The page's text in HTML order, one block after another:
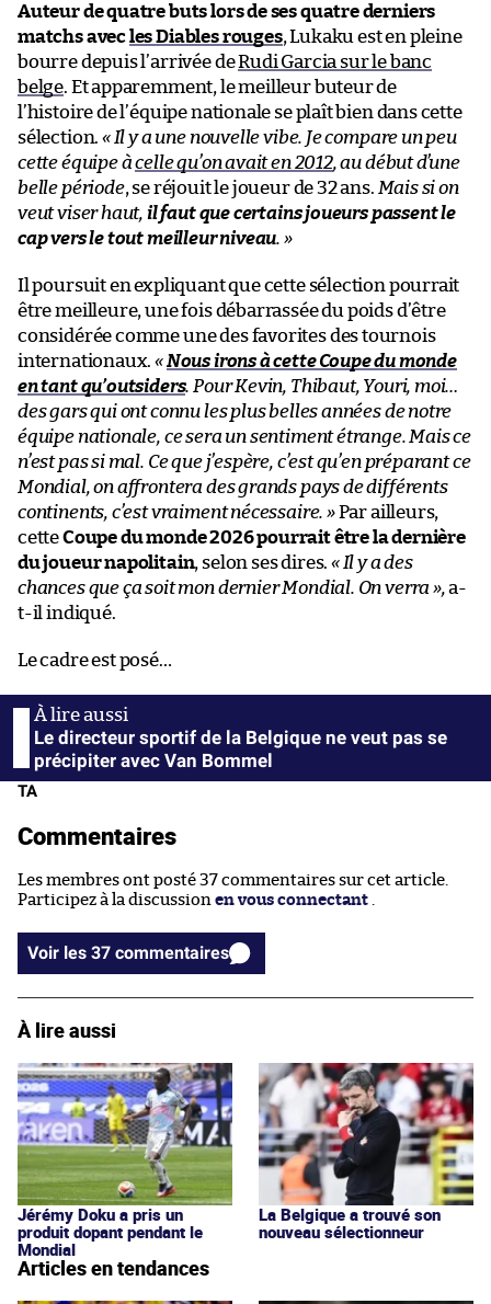
Auteur de quatre buts lors de ses quatre derniers
matchs avecles Diables rouges, Lukaku est en pleine
bourre depuis l’arrivée deRudi Garcia sur le banc
belge. Et apparemment, le meilleur buteur de
l’histoire de l’équipe nationale se plaît bien dans cette
sélection.« Il y a une nouvelle vibe. Je compare un peu
cette équipe àcelle qu’on avait en 2012, au début d’une
belle période, se réjouit le joueur de 32 ans. Mais si on
veut viser haut, il faut que certains joueurs passent le
cap vers le tout meilleur niveau. »
Il poursuit en expliquant que cette sélection pourrait
être meilleure, une fois débarrassée du poids d’être
considérée comme une des favorites des tournois
internationaux.«Nous irons à cette Coupe du monde
en tant qu’outsiders. Pour Kevin, Thibaut, Youri, moi…
des gars qui ont connu les plus belles années de notre
équipe nationale, ce sera un sentiment étrange. Mais ce
n’est pas si mal. Ce que j’espère, c’est qu’en préparant ce
Mondial, on affrontera des grands pays de différents
continents, c’est vraiment nécessaire. »Par ailleurs,
cetteCoupe du monde 2026 pourrait être la dernière
du joueur napolitain, selon ses dires. « Il y a des
chances que ça soit mon dernier Mondial. On verra »,a-
t-il indiqué.
Le cadre est posé…
Le directeur sportif de la Belgique ne veut pas se
précipiter avec Van Bommel
TA
Commentaires
Les membres ont posté 37 commentaires sur cet article.
Participez à la discussion en vous connectant
Voir les 37 commentaires
À lire aussi
Jérémy Doku a pris un
produit dopant pendant le
Mondial
La Belgique a trouvé son
nouveau sélectionneur
Articles en tendances